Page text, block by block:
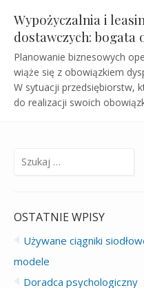
Wypożyczalnia i
dostawczych:
Planowanie biznesowych
wiąże się z obowiązkiem
W sytuacji przedsiębiorstw,
do realizacji swoich
Szukaj:
OSTATNIE WPISY
Używane ciągniki
modele
Doradca psychologiczny